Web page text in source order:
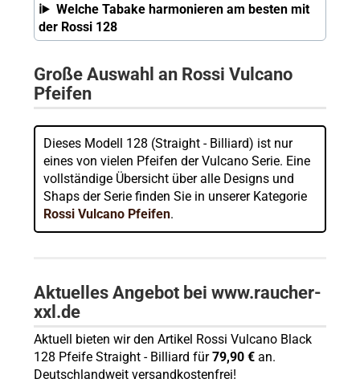
Welche Tabake harmonieren am besten mit
der Rossi 128
Große Auswahl an Rossi Vulcano
Pfeifen
Dieses Modell 128 (Straight - Billiard) ist nur
eines von vielen Pfeifen der Vulcano Serie. Eine
vollständige Übersicht über alle Designs und
Shaps der Serie finden Sie in unserer Kategorie
Rossi Vulcano Pfeifen.
Aktuelles Angebot bei www.raucher-
xxl.de
Aktuell bieten wir den Artikel Rossi Vulcano Black
128 Pfeife Straight - Billiard für79,90 €an.
Deutschlandweit versandkostenfrei!